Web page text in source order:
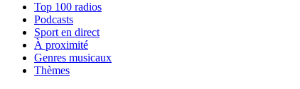
Top 100 radios
Podcasts
Sport en direct
À proximité
Genres musicaux
Thèmes